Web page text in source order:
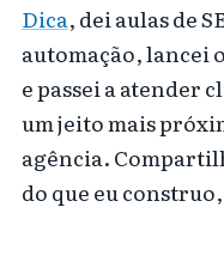
Dica, dei aulas de
automação, lancei
e passei a atender
um jeito mais
agência.
do que eu